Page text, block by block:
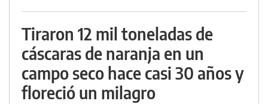
Tiraron 12 mil toneladas de
cáscaras de naranja en un
campo seco hace casi 30 años y
floreció un milagro